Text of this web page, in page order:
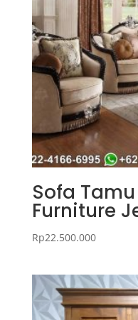
Sofa
Furniture
Rp22.500.000